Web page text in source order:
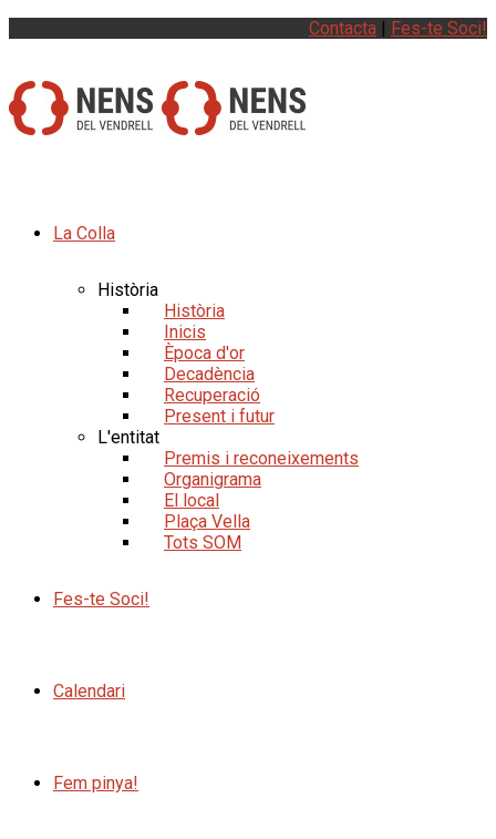
Contacta | Fes-te Soci!
La Colla
Història
Història
Inicis
Època d'or
Decadència
Recuperació
Present i futur
L'entitat
Premis i reconeixements
Organigrama
El local
Plaça Vella
Tots SOM
Fes-te Soci!
Calendari
Fem pinya!